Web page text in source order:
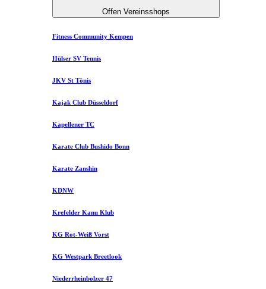
Offen Vereinsshops
Fitness Community Kempen
Hülser SV Tennis
JKV St Tönis
Kajak Club Düsseldorf
Kapellener TC
Karate Club Bushido Bonn
Karate Zanshin
KDNW
Krefelder Kanu Klub
KG Rot-Weiß Vorst
KG Westpark Breetlook
Niederrheinbolzer 47